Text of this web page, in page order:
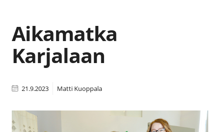
Aikamatka
Karjalaan
21.9.2023 Matti Kuoppala